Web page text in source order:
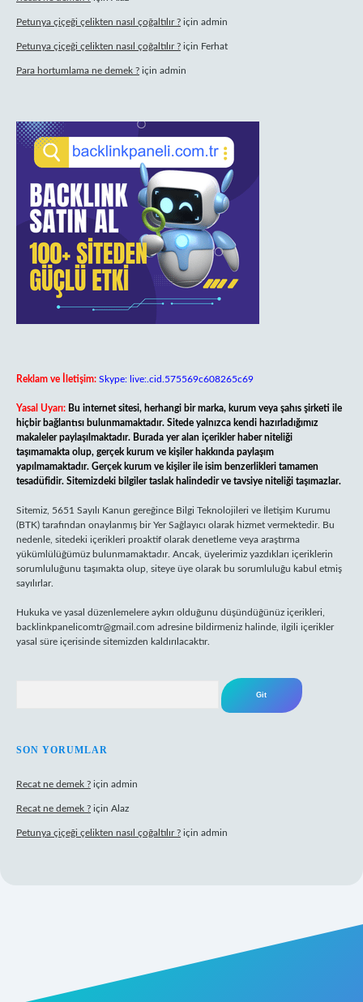
Petunya çiçeği çelikten nasıl çoğaltılır ? için admin
Petunya çiçeği çelikten nasıl çoğaltılır ? için Ferhat
Para hortumlama ne demek ? için admin
Reklam ve İletişim: Skype: live:.cid.575569c608265c69
Yasal Uyarı: Bu internet sitesi, herhangi bir marka, kurum veya şahıs şirketi ile
hiçbir bağlantısı bulunmamaktadır. Sitede yalnızca kendi hazırladığımız
makaleler paylaşılmaktadır. Burada yer alan içerikler haber niteliği
taşımamakta olup, gerçek kurum ve kişiler hakkında paylaşım
yapılmamaktadır. Gerçek kurum ve kişiler ile isim benzerlikleri tamamen
tesadüfidir. Sitemizdeki bilgiler taslak halindedir ve tavsiye niteliği taşımazlar.
Sitemiz, 5651 Sayılı Kanun gereğince Bilgi Teknolojileri ve İletişim Kurumu
(BTK) tarafından onaylanmış bir Yer Sağlayıcı olarak hizmet vermektedir. Bu
nedenle, sitedeki içerikleri proaktif olarak denetleme veya araştırma
yükümlülüğümüz bulunmamaktadır. Ancak, üyelerimiz yazdıkları içeriklerin
sorumluluğunu taşımakta olup, siteye üye olarak bu sorumluluğu kabul etmiş
sayılırlar.
Hukuka ve yasal düzenlemelere aykırı olduğunu düşündüğünüz içerikleri,
backlinkpanelicomtr@gmail.com adresine bildirmeniz halinde, ilgili içerikler
yasal süre içerisinde sitemizden kaldırılacaktır.
SON YORUMLAR
Recat ne demek ? için admin
Recat ne demek ? için Alaz
Petunya çiçeği çelikten nasıl çoğaltılır ? için admin